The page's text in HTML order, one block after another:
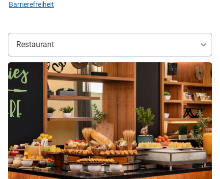
Barrierefreiheit
Restaurant
Details ansehen